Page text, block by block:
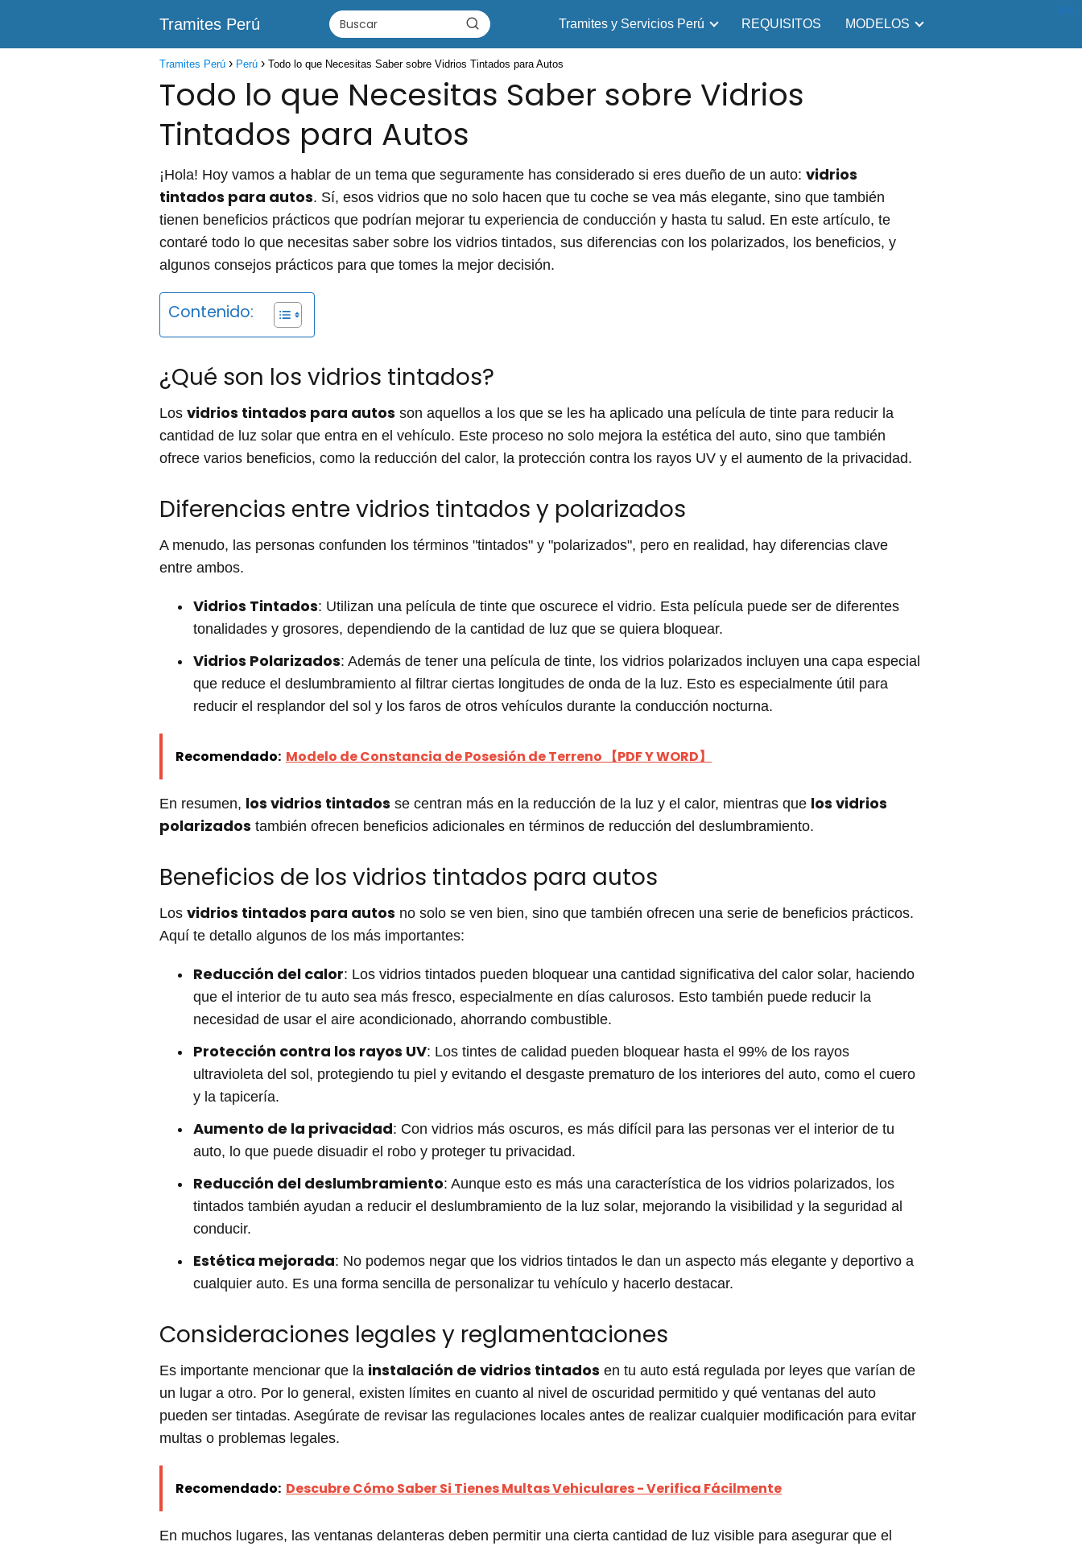
0%
Tramites Perú Tramites y Servicios Perú REQUISITOS MODELOS
Tramites Perú Perú Todo lo que Necesitas Saber sobre Vidrios Tintados para Autos
Todo lo que Necesitas Saber sobre Vidrios
Tintados para Autos
¡Hola! Hoy vamos a hablar de un tema que seguramente has considerado si eres dueño de un auto: vidrios
tintados para autos. Sí, esos vidrios que no solo hacen que tu coche se vea más elegante, sino que también
tienen beneficios prácticos que podrían mejorar tu experiencia de conducción y hasta tu salud. En este artículo, te
contaré todo lo que necesitas saber sobre los vidrios tintados, sus diferencias con los polarizados, los beneficios, y
algunos consejos prácticos para que tomes la mejor decisión.
Contenido:
¿Qué son los vidrios tintados?
Los vidrios tintados para autos son aquellos a los que se les ha aplicado una película de tinte para reducir la
cantidad de luz solar que entra en el vehículo. Este proceso no solo mejora la estética del auto, sino que también
ofrece varios beneficios, como la reducción del calor, la protección contra los rayos UV y el aumento de la privacidad.
Diferencias entre vidrios tintados y polarizados
A menudo, las personas confunden los términos "tintados" y "polarizados", pero en realidad, hay diferencias clave
entre ambos.
Vidrios Tintados: Utilizan una película de tinte que oscurece el vidrio. Esta película puede ser de diferentes
tonalidades y grosores, dependiendo de la cantidad de luz que se quiera bloquear.
Vidrios Polarizados: Además de tener una película de tinte, los vidrios polarizados incluyen una capa especial
que reduce el deslumbramiento al filtrar ciertas longitudes de onda de la luz. Esto es especialmente útil para
reducir el resplandor del sol y los faros de otros vehículos durante la conducción nocturna.
Recomendado: Modelo de Constancia de Posesión de Terreno 【PDF Y WORD】
En resumen, los vidrios tintados se centran más en la reducción de la luz y el calor, mientras que los vidrios
polarizados también ofrecen beneficios adicionales en términos de reducción del deslumbramiento.
Beneficios de los vidrios tintados para autos
Los vidrios tintados para autos no solo se ven bien, sino que también ofrecen una serie de beneficios prácticos.
Aquí te detallo algunos de los más importantes:
Reducción del calor: Los vidrios tintados pueden bloquear una cantidad significativa del calor solar, haciendo
que el interior de tu auto sea más fresco, especialmente en días calurosos. Esto también puede reducir la
necesidad de usar el aire acondicionado, ahorrando combustible.
Protección contra los rayos UV: Los tintes de calidad pueden bloquear hasta el 99% de los rayos
ultravioleta del sol, protegiendo tu piel y evitando el desgaste prematuro de los interiores del auto, como el cuero
y la tapicería.
Aumento de la privacidad: Con vidrios más oscuros, es más difícil para las personas ver el interior de tu
auto, lo que puede disuadir el robo y proteger tu privacidad.
Reducción del deslumbramiento: Aunque esto es más una característica de los vidrios polarizados, los
tintados también ayudan a reducir el deslumbramiento de la luz solar, mejorando la visibilidad y la seguridad al
conducir.
Estética mejorada: No podemos negar que los vidrios tintados le dan un aspecto más elegante y deportivo a
cualquier auto. Es una forma sencilla de personalizar tu vehículo y hacerlo destacar.
Consideraciones legales y reglamentaciones
Es importante mencionar que la instalación de vidrios tintados en tu auto está regulada por leyes que varían de
un lugar a otro. Por lo general, existen límites en cuanto al nivel de oscuridad permitido y qué ventanas del auto
pueden ser tintadas. Asegúrate de revisar las regulaciones locales antes de realizar cualquier modificación para evitar
multas o problemas legales.
Recomendado: Descubre Cómo Saber Si Tienes Multas Vehiculares - Verifica Fácilmente
En muchos lugares, las ventanas delanteras deben permitir una cierta cantidad de luz visible para asegurar que el